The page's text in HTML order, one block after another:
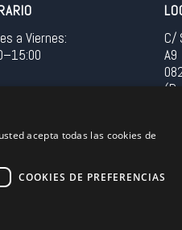
a Viernes:
C/
A9
acepta todas las cookies de
COOKIES DE PREFERENCIAS